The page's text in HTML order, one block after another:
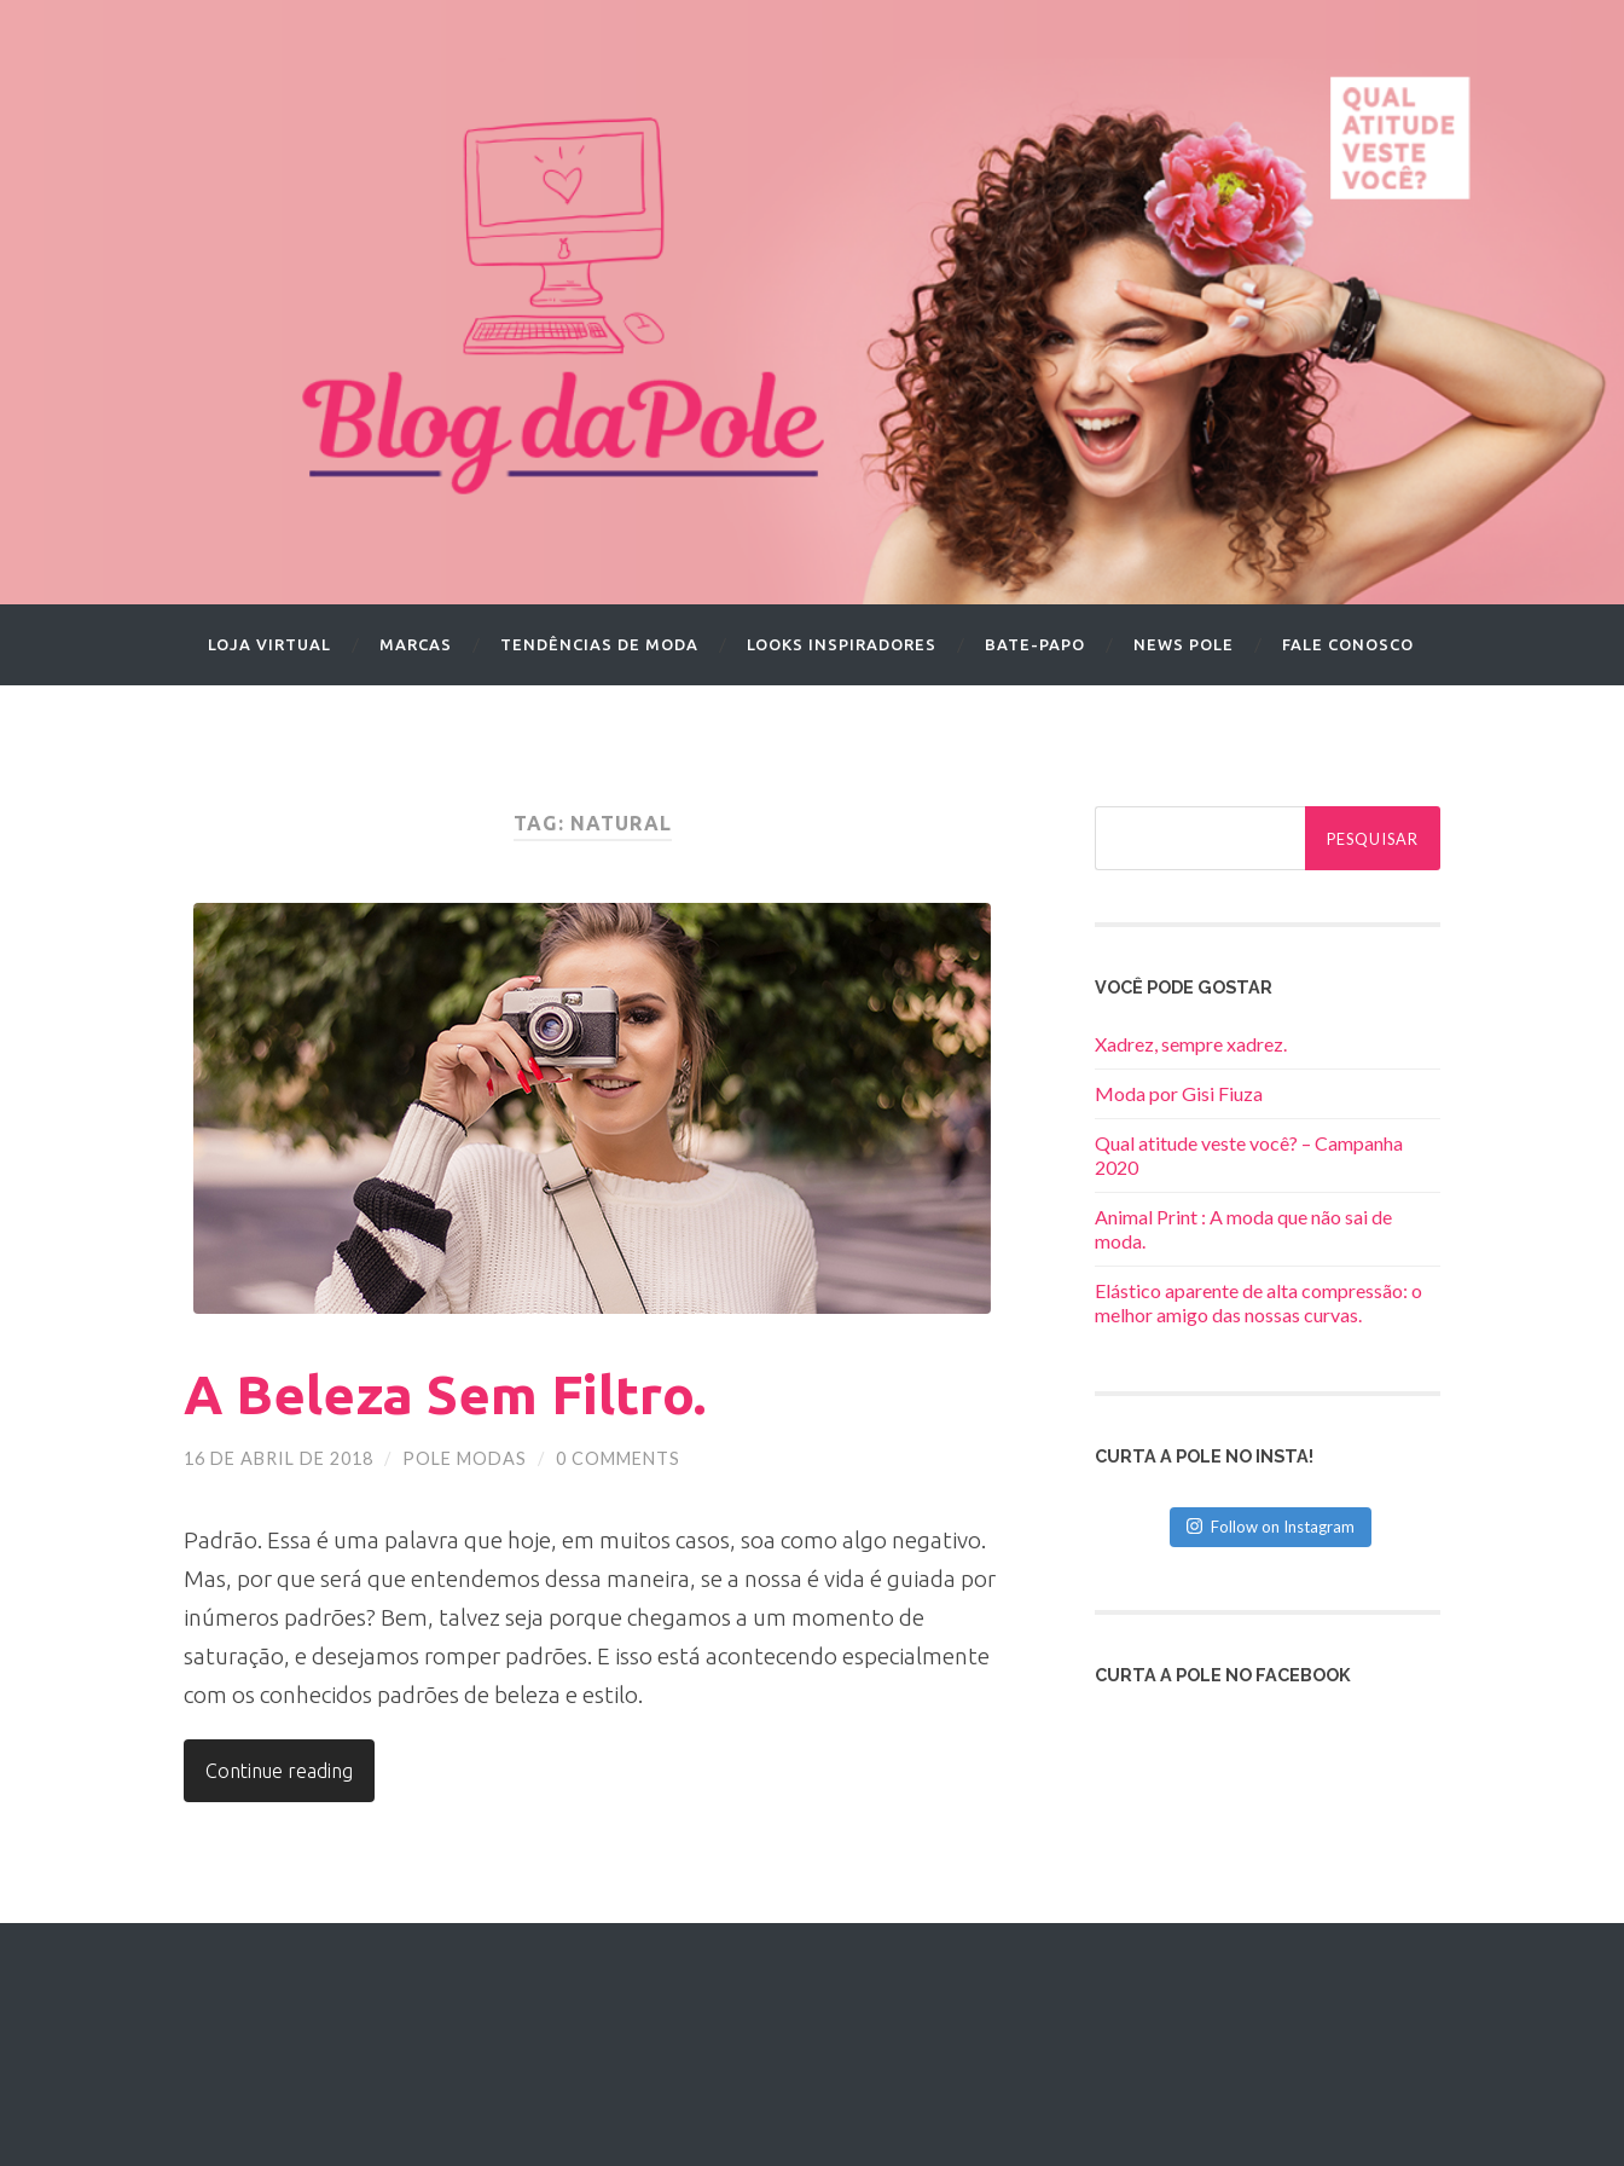
LOJA VIRTUAL MARCAS TENDÊNCIAS DE MODA LOOKS INSPIRADORES BATE-PAPO NEWS POLE FALE CONOSCO
TAG: NATURAL
A Beleza Sem Filtro.
16 DE ABRIL DE 2018 / POLE MODAS / 0 COMMENTS
Padrão. Essa é uma palavra que hoje, em muitos casos, soa como algo negativo.
Mas, por que será que entendemos dessa maneira, se a nossa é vida é guiada por
inúmeros padrões? Bem, talvez seja porque chegamos a um momento de
saturação, e desejamos romper padrões. E isso está acontecendo especialmente
com os conhecidos padrões de beleza e estilo.
Continue reading
Pesquisar
VOCÊ PODE GOSTAR
Xadrez, sempre xadrez.
Moda por Gisi Fiuza
Qual atitude veste você? – Campanha
2020
Animal Print : A moda que não sai de
moda.
Elástico aparente de alta compressão: o
melhor amigo das nossas curvas.
CURTA A POLE NO INSTA!
Follow on Instagram
CURTA A POLE NO FACEBOOK